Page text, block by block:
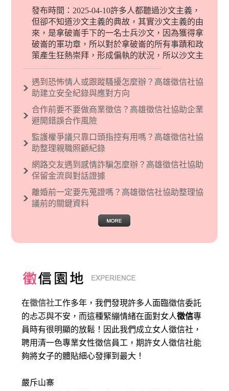
發布時間：2025-04-10許多人都聽過沙文主義，
但卻不知道沙文主義的典故，其實沙文主義的由
來，是拿破崙手下的一名士兵沙文，因為獲得拿
破崙的軍功章，所以對於拿破崙的所有事蹟和政
策產生狂熱崇拜，形成偏執的狀況，所以沙文主
義後來就被拿來暗指偏見和歧視，而且有沙文主
義傾向的人，通常對於自己的國家和民族有超強
烈的卓越感，因而瞧不起其他國家的人，所以沙
現了男性沙文…
遇到恐怖情人或跟蹤騷擾怎麼辦？高雄徵信社協
助建立安全紀錄與應對方向
合作前要不要做商業徵信？高雄徵信社協助企業
避開錯誤合作風險
監護權爭議只靠口頭指控有用嗎？高雄徵信社協
助整理親職照顧紀錄
網路交友遇到感情詐騙怎麼辦？高雄徵信社協助
保留金流與對話證據
離婚前一定要先蒐證嗎？高雄徵信社協助整理協
議前的關鍵資料
在徵信社工作多年，我們發現許多人面臨徵信委託
的忐忑與不安，而這種緊繃情緒在面對女人徵信專
員時有很明顯的放鬆！因此我們成立女人徵信社，
聘用清一色專業女性徵信員工，期許女人徵信社能
夠將女子的體貼細心發揮到最大 ！
嚴斥山寨